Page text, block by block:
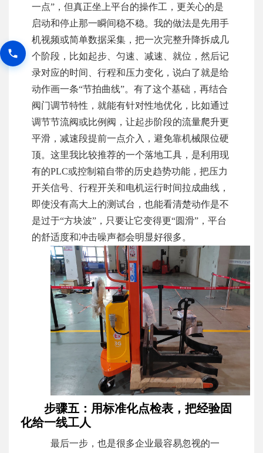
一点”，但真正坐上平台的操作工，更关心的是
启动和停止那一瞬间稳不稳。我的做法是先用手
机视频或简单数据采集，把一次完整升降拆成几
个阶段，比如起步、匀速、减速、就位，然后记
录对应的时间、行程和压力变化，说白了就是给
动作画一条“节拍曲线”。有了这个基础，再结合
阀门调节特性，就能有针对性地优化，比如通过
调节节流阀或比例阀，让起步阶段的流量爬升更
平滑，减速段提前一点介入，避免靠机械限位硬
顶。这里我比较推荐的一个落地工具，是利用现
有的PLC或控制箱自带的历史趋势功能，把压力
开关信号、行程开关和电机运行时间拉成曲线，
即使没有高大上的测试台，也能看清楚动作是不
是过于“方块波”，只要让它变得更“圆滑”，平台
的舒适度和冲击噪声都会明显好很多。
步骤五：用标准化点检表，把经验固
化给一线工人
最后一步，也是很多企业最容易忽视的一